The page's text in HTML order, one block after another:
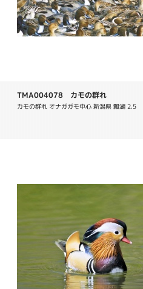
TMA004078 カモの群れ
カモの群れ オナガガモ中心 新潟県 瓢湖 2.5